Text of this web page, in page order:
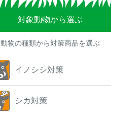
対象動物から選ぶ
動物の種類から対策商品を選ぶ
イノシシ対策
シカ対策